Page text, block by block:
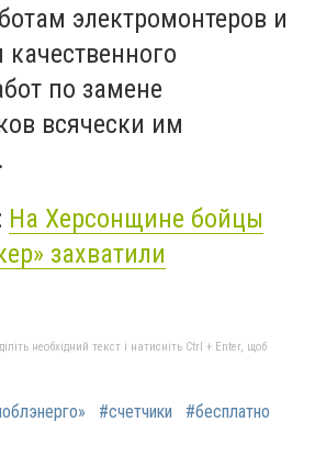
электромонтеров и
по замене
всячески им
На Херсонщине бойцы
захватили
необхідний текст і натисніть Ctrl + Enter, щоб
#счетчики #бесплатно